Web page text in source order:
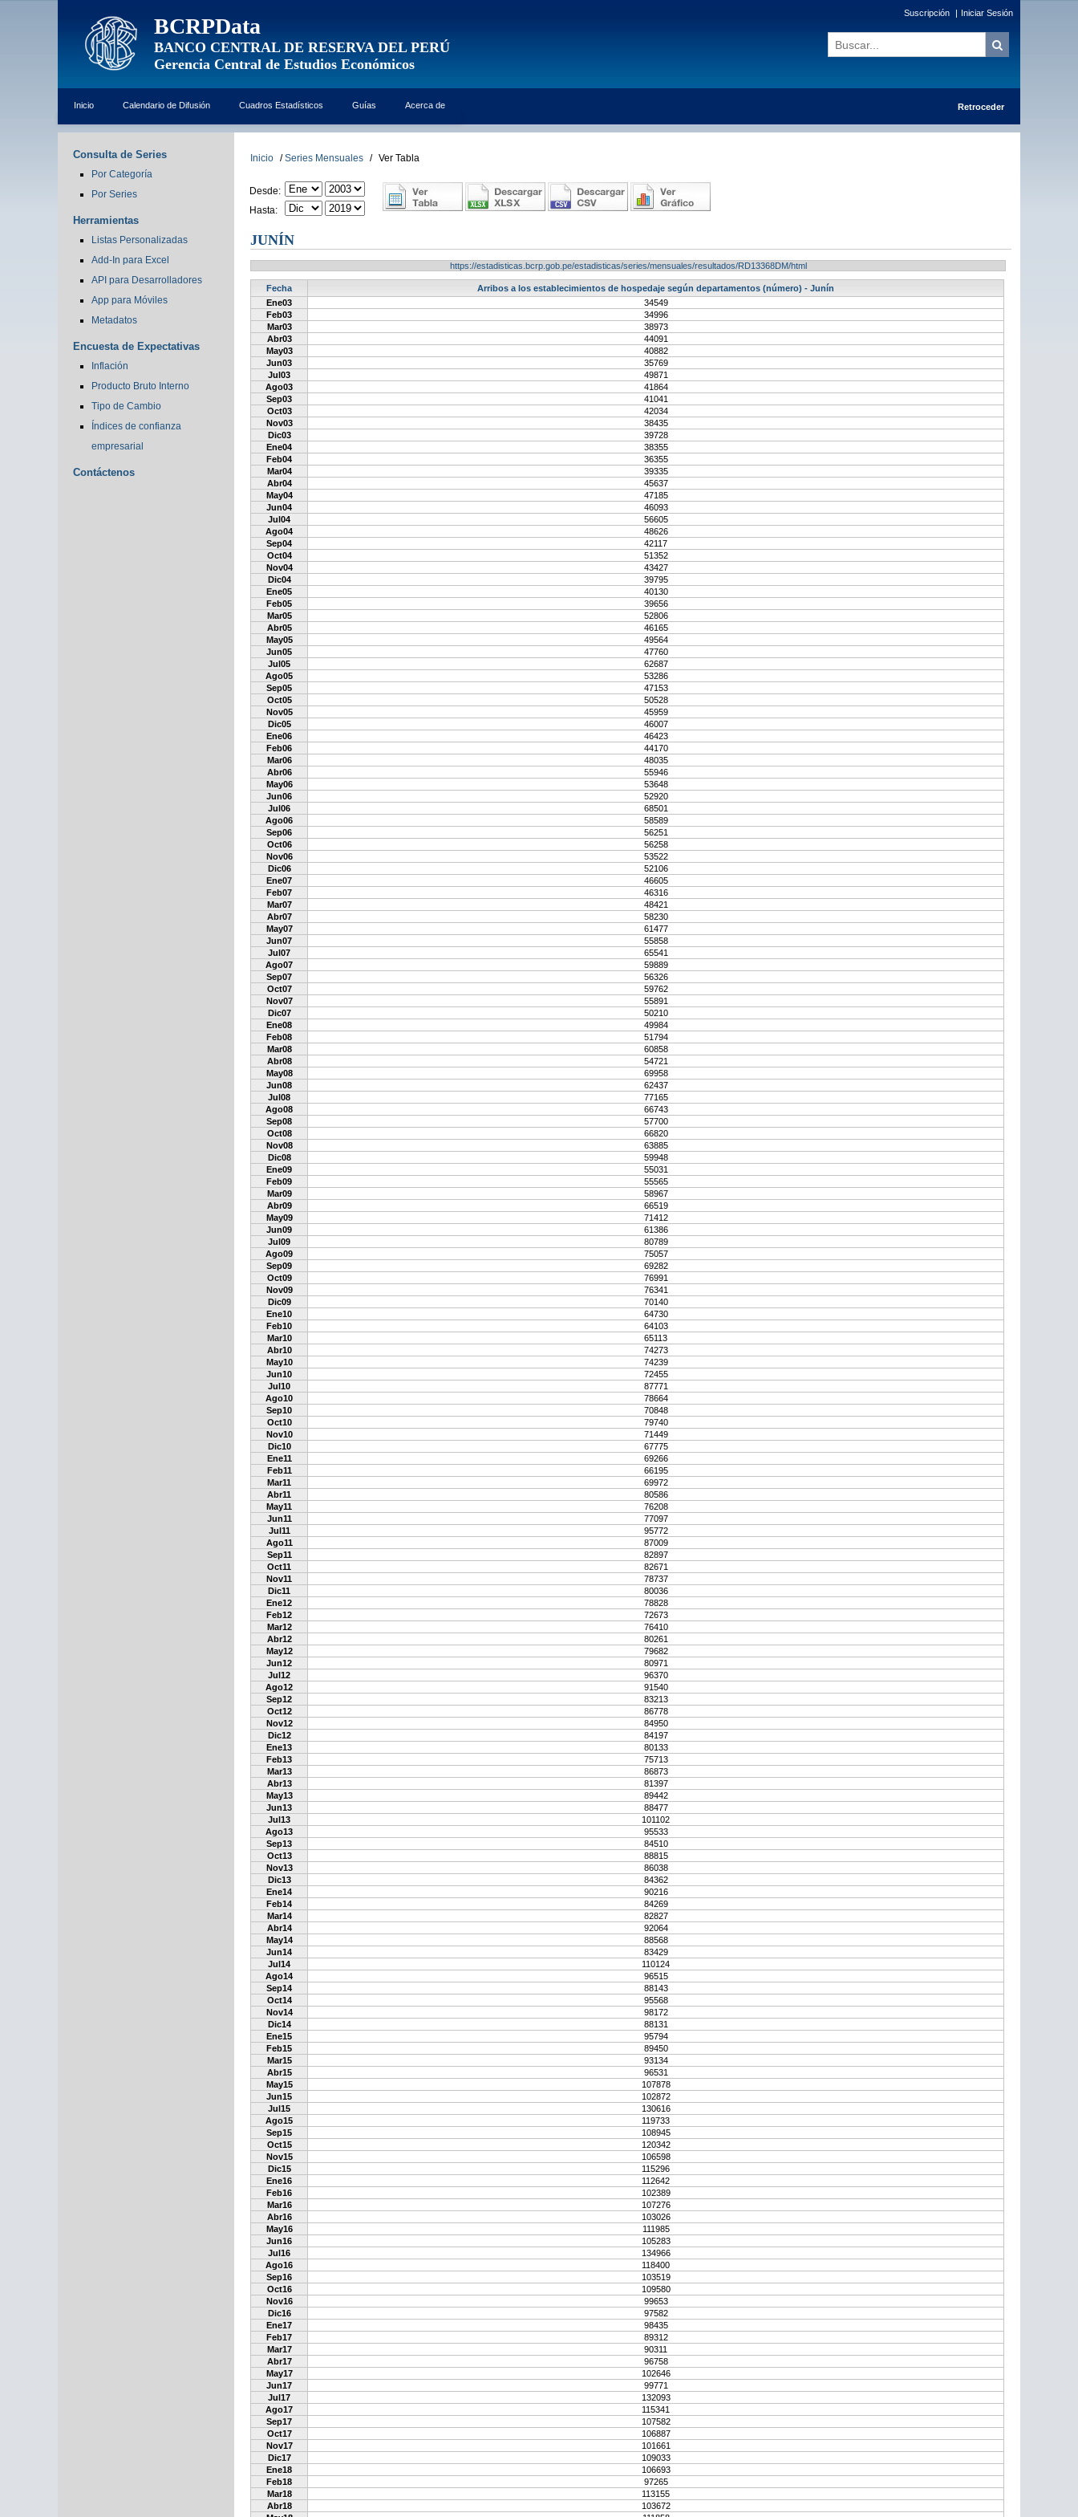
BCRPData
BANCO CENTRAL DE RESERVA DEL PERÚ
Gerencia Central de Estudios Económicos
Suscripción | Iniciar Sesión
Inicio Calendario de Difusión Cuadros Estadísticos Guías Acerca de Retroceder
Consulta de Series
Por Categoría
Por Series
Herramientas
Listas Personalizadas
Add-In para Excel
API para Desarrolladores
App para Móviles
Metadatos
Encuesta de Expectativas
Inflación
Producto Bruto Interno
Tipo de Cambio
Índices de confianza
empresarial
Contáctenos
Inicio / Series Mensuales / Ver Tabla
Desde:
Hasta:
JUNÍN
https://estadisticas.bcrp.gob.pe/estadisticas/series/mensuales/resultados/RD13368DM/html
Fecha
Arribos a los establecimientos de hospedaje según departamentos (número) - Junín
Ene03
34549
Feb03
34996
Mar03
38973
Abr03
44091
May03
40882
Jun03
35769
Jul03
49871
Ago03
41864
Sep03
41041
Oct03
42034
Nov03
38435
Dic03
39728
Ene04
38355
Feb04
36355
Mar04
39335
Abr04
45637
May04
47185
Jun04
46093
Jul04
56605
Ago04
48626
Sep04
42117
Oct04
51352
Nov04
43427
Dic04
39795
Ene05
40130
Feb05
39656
Mar05
52806
Abr05
46165
May05
49564
Jun05
47760
Jul05
62687
Ago05
53286
Sep05
47153
Oct05
50528
Nov05
45959
Dic05
46007
Ene06
46423
Feb06
44170
Mar06
48035
Abr06
55946
May06
53648
Jun06
52920
Jul06
68501
Ago06
58589
Sep06
56251
Oct06
56258
Nov06
53522
Dic06
52106
Ene07
46605
Feb07
46316
Mar07
48421
Abr07
58230
May07
61477
Jun07
55858
Jul07
65541
Ago07
59889
Sep07
56326
Oct07
59762
Nov07
55891
Dic07
50210
Ene08
49984
Feb08
51794
Mar08
60858
Abr08
54721
May08
69958
Jun08
62437
Jul08
77165
Ago08
66743
Sep08
57700
Oct08
66820
Nov08
63885
Dic08
59948
Ene09
55031
Feb09
55565
Mar09
58967
Abr09
66519
May09
71412
Jun09
61386
Jul09
80789
Ago09
75057
Sep09
69282
Oct09
76991
Nov09
76341
Dic09
70140
Ene10
64730
Feb10
64103
Mar10
65113
Abr10
74273
May10
74239
Jun10
72455
Jul10
87771
Ago10
78664
Sep10
70848
Oct10
79740
Nov10
71449
Dic10
67775
Ene11
69266
Feb11
66195
Mar11
69972
Abr11
80586
May11
76208
Jun11
77097
Jul11
95772
Ago11
87009
Sep11
82897
Oct11
82671
Nov11
78737
Dic11
80036
Ene12
78828
Feb12
72673
Mar12
76410
Abr12
80261
May12
79682
Jun12
80971
Jul12
96370
Ago12
91540
Sep12
83213
Oct12
86778
Nov12
84950
Dic12
84197
Ene13
80133
Feb13
75713
Mar13
86873
Abr13
81397
May13
89442
Jun13
88477
Jul13
101102
Ago13
95533
Sep13
84510
Oct13
88815
Nov13
86038
Dic13
84362
Ene14
90216
Feb14
84269
Mar14
82827
Abr14
92064
May14
88568
Jun14
83429
Jul14
110124
Ago14
96515
Sep14
88143
Oct14
95568
Nov14
98172
Dic14
88131
Ene15
95794
Feb15
89450
Mar15
93134
Abr15
96531
May15
107878
Jun15
102872
Jul15
130616
Ago15
119733
Sep15
108945
Oct15
120342
Nov15
106598
Dic15
115296
Ene16
112642
Feb16
102389
Mar16
107276
Abr16
103026
May16
111985
Jun16
105283
Jul16
134966
Ago16
118400
Sep16
103519
Oct16
109580
Nov16
99653
Dic16
97582
Ene17
98435
Feb17
89312
Mar17
90311
Abr17
96758
May17
102646
Jun17
99771
Jul17
132093
Ago17
115341
Sep17
107582
Oct17
106887
Nov17
101661
Dic17
109033
Ene18
106693
Feb18
97265
Mar18
113155
Abr18
103672